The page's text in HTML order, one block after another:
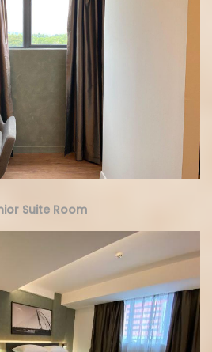
Suite Room